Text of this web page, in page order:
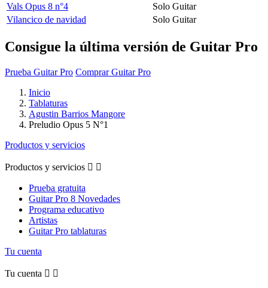
Vals Opus 8 n°4
Solo Guitar
Vilancico de navidad
Solo Guitar
Consigue la última versión de Guitar Pro
Prueba Guitar Pro Comprar Guitar Pro
Inicio
Tablaturas
Agustin Barrios Mangore
Preludio Opus 5 N°1
Productos y servicios
Productos y servicios  
Prueba gratuita
Guitar Pro 8 Novedades
Programa educativo
Artistas
Guitar Pro tablaturas
Tu cuenta
Tu cuenta  